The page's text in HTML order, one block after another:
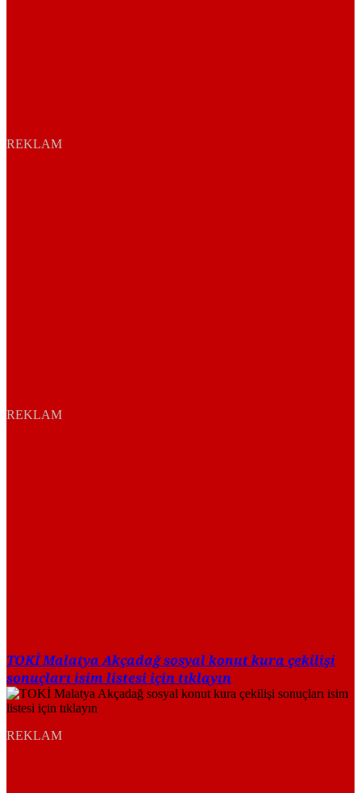
REKLAM
REKLAM
TOKİ Malatya Akçadağ sosyal konut kura çekilişi
sonuçları isim listesi için tıklayın
REKLAM